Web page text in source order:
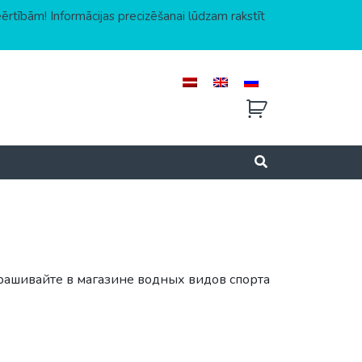
Informācijas precizēšanai lūdzam rakstīt
в магазине водных видов спорта